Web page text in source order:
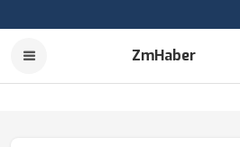
ZmHaber